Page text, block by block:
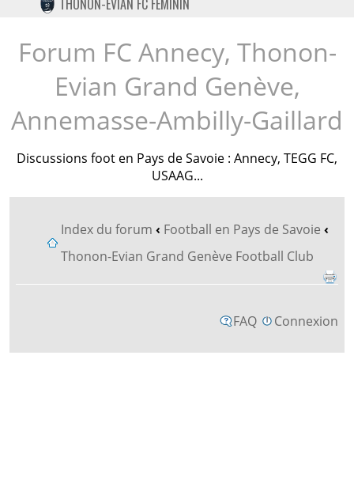
TWITTER
INSTAGRAM
THONON-EVIAN FC FÉMININ
Forum FC Annecy, Thonon-
Evian Grand Genève,
Annemasse-Ambilly-Gaillard
Discussions foot en Pays de Savoie : Annecy, TEGG FC,
USAAG...
Index du forum ‹ Football en Pays de Savoie ‹
Thonon-Evian Grand Genève Football Club
FAQ Connexion